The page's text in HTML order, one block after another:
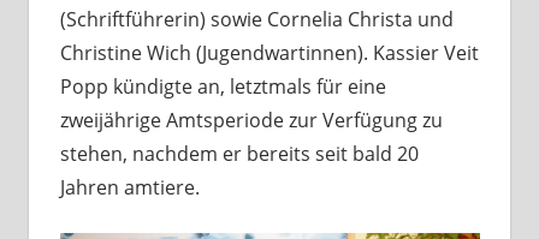
(Schriftführerin) sowie Cornelia Christa und
Christine Wich (Jugendwartinnen). Kassier Veit
Popp kündigte an, letztmals für eine
zweijährige Amtsperiode zur Verfügung zu
stehen, nachdem er bereits seit bald 20
Jahren amtiere.